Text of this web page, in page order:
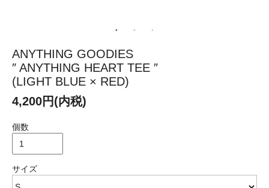
ANYTHING GOODIES
″ ANYTHING HEART TEE ″
(LIGHT BLUE × RED)
4,200円(内税)
個数
サイズ